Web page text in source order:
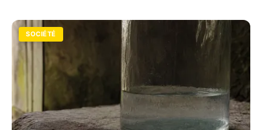
SOCIÉTÉ